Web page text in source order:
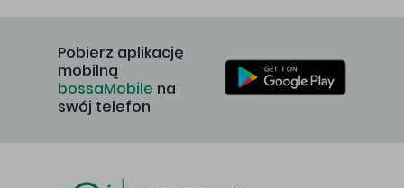
Pobierz aplikację
mobilną
bossaMobile na
swój telefon